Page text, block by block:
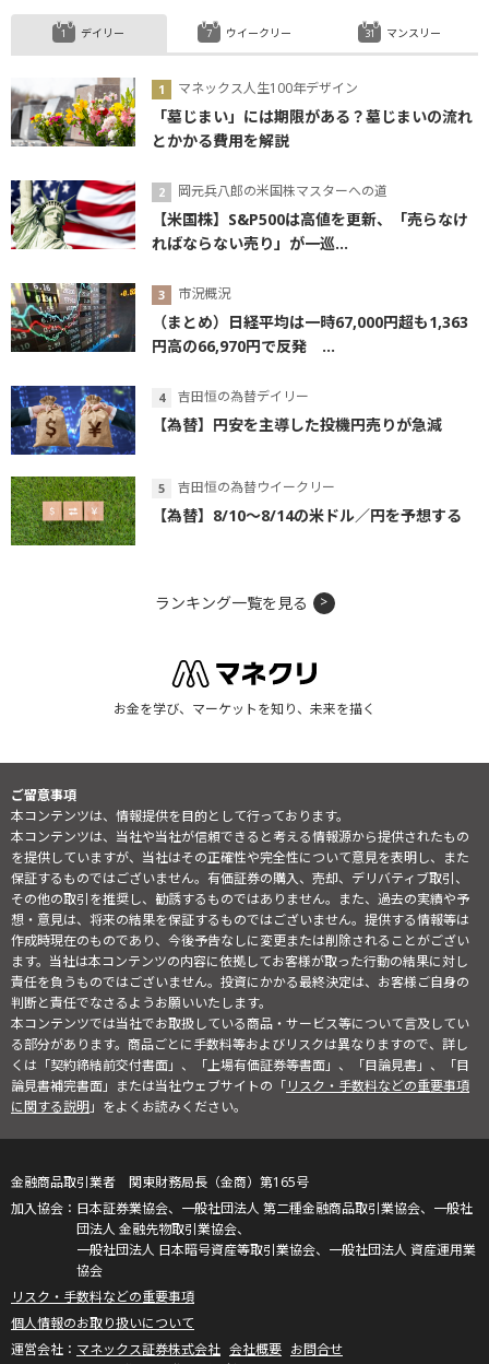
デイリー
マネックス人生100年デザイン
「墓じまい」には期限がある？墓じまいの流れ
とかかる費用を解説
岡元兵八郎の米国株マスターへの道
【米国株】S&P500は高値を更新、「売らなけ
ればならない売り」が一巡...
市況概況
（まとめ）日経平均は一時67,000円超も1,363
円高の66,970円で反発 ...
吉田恒の為替デイリー
【為替】円安を主導した投機円売りが急減
吉田恒の為替ウイークリー
【為替】8/10～8/14の米ドル／円を予想する
ウイークリー マンスリー
ランキング一覧を見る
お金を学び、マーケットを知り、未来を描く
ご留意事項
本コンテンツは、情報提供を目的として行っております。
本コンテンツは、当社や当社が信頼できると考える情報源から提供されたもの
を提供していますが、当社はその正確性や完全性について意見を表明し、また
保証するものではございません。有価証券の購入、売却、デリバティブ取引、
その他の取引を推奨し、勧誘するものではありません。また、過去の実績や予
想・意見は、将来の結果を保証するものではございません。提供する情報等は
作成時現在のものであり、今後予告なしに変更または削除されることがござい
ます。当社は本コンテンツの内容に依拠してお客様が取った行動の結果に対し
責任を負うものではございません。投資にかかる最終決定は、お客様ご自身の
判断と責任でなさるようお願いいたします。
本コンテンツでは当社でお取扱している商品・サービス等について言及してい
る部分があります。商品ごとに手数料等およびリスクは異なりますので、詳し
くは「契約締結前交付書面」、「上場有価証券等書面」、「目論見書」、「目
論見書補完書面」または当社ウェブサイトの「リスク・手数料などの重要事項
に関する説明」をよくお読みください。
金融商品取引業者 関東財務局長（金商）第165号
日本証券業協会、一般社団法人 第二種金融商品取引業協会、一般社
団法人 金融先物取引業協会、
一般社団法人 日本暗号資産等取引業協会、一般社団法人 資産運用業
協会
リスク・手数料などの重要事項
個人情報のお取り扱いについて
マネックス証券株式会社 会社概要 お問合せ